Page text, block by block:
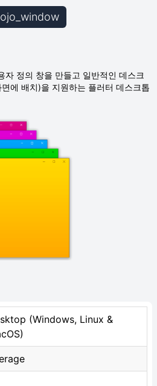
정의 창을 만들고 일반적인 데스크
에 배치)을 지원하는 플러터 데스크톱
(Windows, Linux &